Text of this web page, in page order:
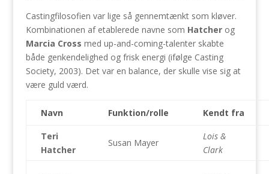
Castingfilosofien var lige så gennemtænkt som kløver.
Kombinationen af etablerede navne som Hatcherog
Marcia Cross med up-and-coming-talenter skabte
både genkendelighed og frisk energi (ifølge Casting
Society, 2003). Det var en balance, der skulle vise sig at
være guld værd.
Navn Funktion/rolle Kendt fra
Teri
Hatcher
Susan Mayer
Lois &
Clark